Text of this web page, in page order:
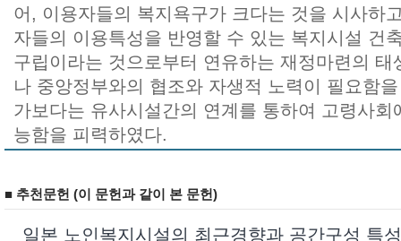
어, 이용자들의 복지욕구가 크다는 것을 시사하
자들의 이용특성을 반영할 수 있는 복지시설 건
구립이라는 것으로부터 연유하는 재정마련의
나 중앙정부와의 협조와 자생적 노력이 필요함
가보다는 유사시설간의 연계를 통하여 고령사
능함을 피력하였다.
■ 추천문헌 (이 문헌과 같이 본 문헌)
일본 노인복지시설의 최근경향과 공간구성 특